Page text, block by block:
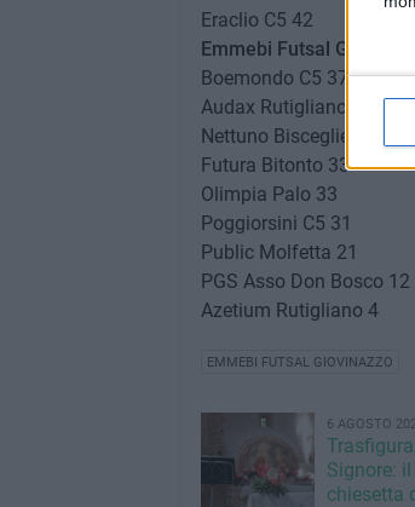
Eraclio C5 42
Emmebi Futsal
Boemondo C5 37
Audax Rutigliano 36
Nettuno Bisceglie 34
Futura Bitonto 33
Olimpia Palo 33
Poggiorsini C5 31
Public Molfetta 21
PGS Asso Don Bosco 12
Azetium Rutigliano 4
EMMEBI FUTSAL GIOVINAZZO
6 AGOSTO
Signore:
chiesetta